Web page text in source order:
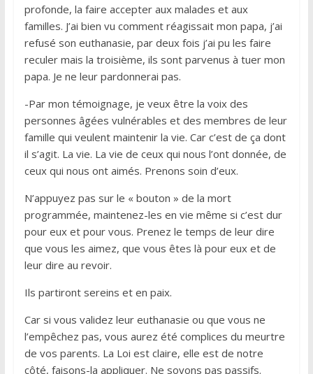
profonde, la faire accepter aux malades et aux
familles. J’ai bien vu comment réagissait mon papa, j’ai
refusé son euthanasie, par deux fois j’ai pu les faire
reculer mais la troisième, ils sont parvenus à tuer mon
papa. Je ne leur pardonnerai pas.
-Par mon témoignage, je veux être la voix des
personnes âgées vulnérables et des membres de leur
famille qui veulent maintenir la vie. Car c’est de ça dont
il s’agit. La vie. La vie de ceux qui nous l’ont donnée, de
ceux qui nous ont aimés. Prenons soin d’eux.
N’appuyez pas sur le « bouton » de la mort
programmée, maintenez-les en vie même si c’est dur
pour eux et pour vous. Prenez le temps de leur dire
que vous les aimez, que vous êtes là pour eux et de
leur dire au revoir.
Ils partiront sereins et en paix.
Car si vous validez leur euthanasie ou que vous ne
l’empêchez pas, vous aurez été complices du meurtre
de vos parents. La Loi est claire, elle est de notre
côté, faisons-la appliquer. Ne soyons pas passifs.